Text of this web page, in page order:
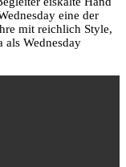
eine der
mit reichlich Style,
als Wednesday